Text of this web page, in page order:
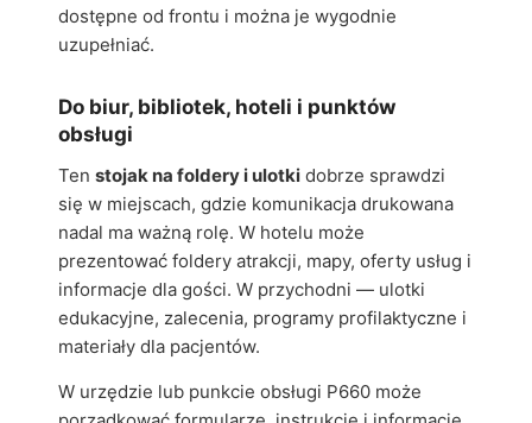
dostępne od frontu i można je wygodnie
uzupełniać.
Do biur, bibliotek, hoteli i punktów
obsługi
Ten stojak na foldery i ulotki dobrze sprawdzi
się w miejscach, gdzie komunikacja drukowana
nadal ma ważną rolę. W hotelu może
prezentować foldery atrakcji, mapy, oferty usług i
informacje dla gości. W przychodni — ulotki
edukacyjne, zalecenia, programy profilaktyczne i
materiały dla pacjentów.
W urzędzie lub punkcie obsługi P660 może